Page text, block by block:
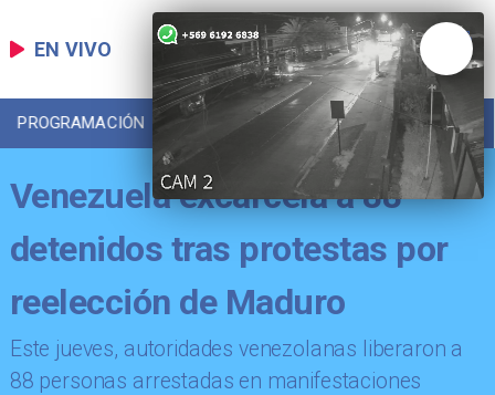
EN VIVO
PROGRAMACIÓN LOCAL DEPORTES
Venezuela excarcela a 88
detenidos tras protestas por
reelección de Maduro
Este jueves, autoridades venezolanas liberaron a
88 personas arrestadas en manifestaciones